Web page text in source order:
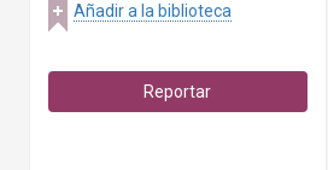
Añadir a la biblioteca
Reportar